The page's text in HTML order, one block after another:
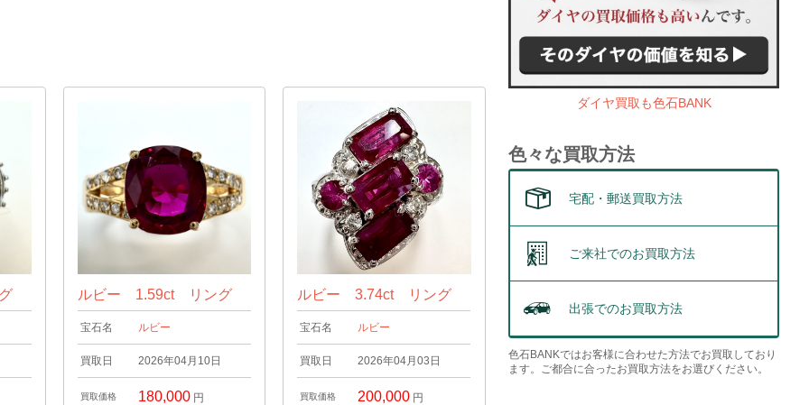
ルビー 1.59ct リング
宝石名 ルビー
買取日 2026年04月10日
買取価格 180,000 円
ルビー 3.74ct リング
宝石名 ルビー
買取日 2026年04月03日
買取価格 200,000 円
ダイヤ買取も色石BANK
色々な買取方法
宅配・郵送買取方法
ご来社でのお買取方法
出張でのお買取方法
色石BANKではお客様に合わせた方法でお買取しており
ます。ご都合に合ったお買取方法をお選びください。